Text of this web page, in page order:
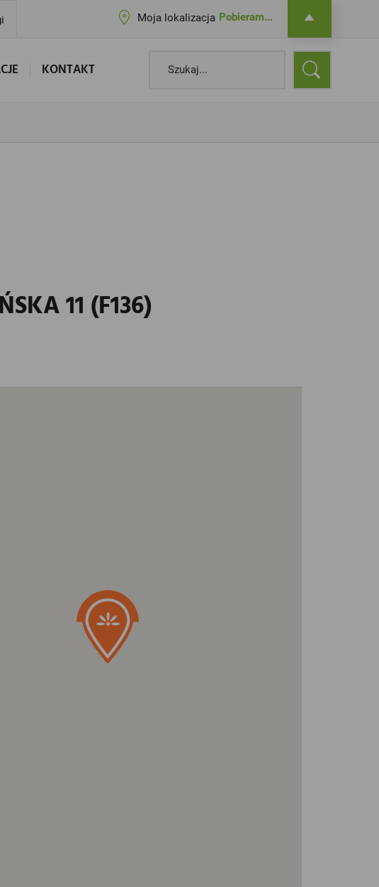
Moja lokalizacja Pobieram...
KONTAKT
11 (F136)